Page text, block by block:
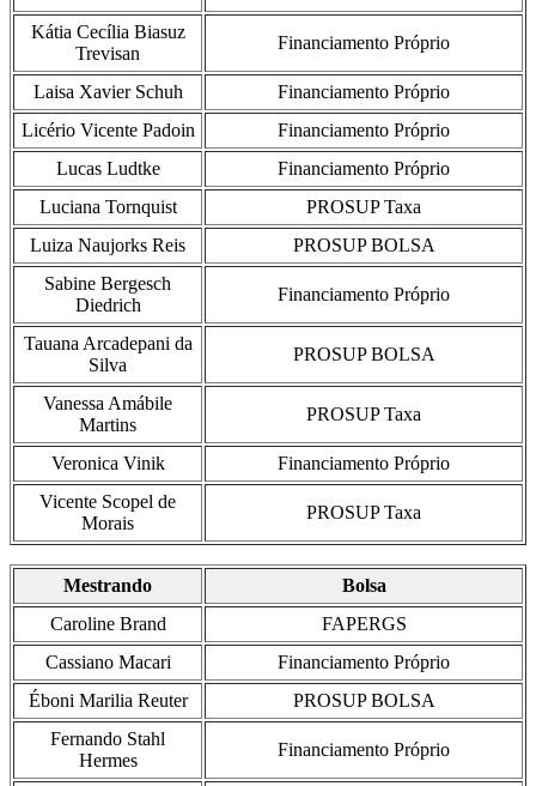
Kátia Cecília Biasuz
Trevisan
Financiamento Próprio
Laisa Xavier Schuh
Financiamento Próprio
Licério Vicente Padoin
Financiamento Próprio
Lucas Ludtke
Financiamento Próprio
Luciana Tornquist
PROSUP Taxa
Luiza Naujorks Reis
PROSUP BOLSA
Sabine Bergesch
Diedrich
Financiamento Próprio
Tauana Arcadepani da
Silva
PROSUP BOLSA
Vanessa Amábile
Martins
PROSUP Taxa
Veronica Vinik
Financiamento Próprio
Vicente Scopel de
Morais
PROSUP Taxa
Mestrando
Bolsa
Caroline Brand
FAPERGS
Cassiano Macari
Financiamento Próprio
Éboni Marilia Reuter
PROSUP BOLSA
Fernando Stahl
Hermes
Financiamento Próprio